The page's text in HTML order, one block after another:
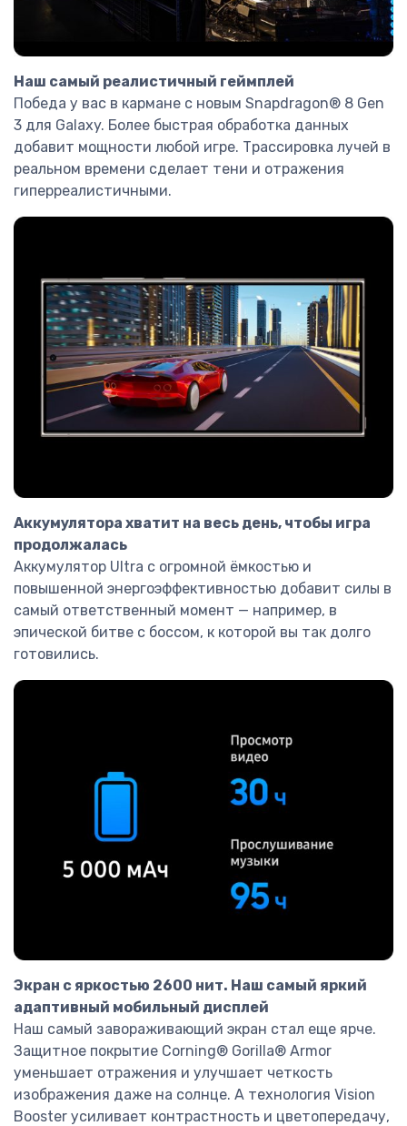
Наш самый реалистичный геймплей
Победа у вас в кармане с новым Snapdragon® 8 Gen
3 для Galaxy. Более быстрая обработка данных
добавит мощности любой игре. Трассировка лучей в
реальном времени сделает тени и отражения
гиперреалистичными.
Аккумулятора хватит на весь день, чтобы игра
продолжалась
Аккумулятор Ultra с огромной ёмкостью и
повышенной энергоэффективностью добавит силы в
самый ответственный момент — например, в
эпической битве с боссом, к которой вы так долго
готовились.
Экран с яркостью 2600 нит. Наш самый яркий
адаптивный мобильный дисплей
Наш самый завораживающий экран стал еще ярче.
Защитное покрытие Corning® Gorilla® Armor
уменьшает отражения и улучшает четкость
изображения даже на солнце. А технология Vision
Booster усиливает контрастность и цветопередачу,